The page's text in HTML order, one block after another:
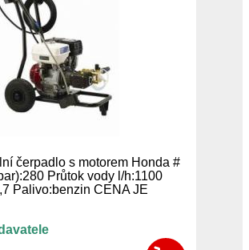
čerpadlo s motorem Honda #
Průtok vody l/h:1100
Palivo:benzin CENA JE